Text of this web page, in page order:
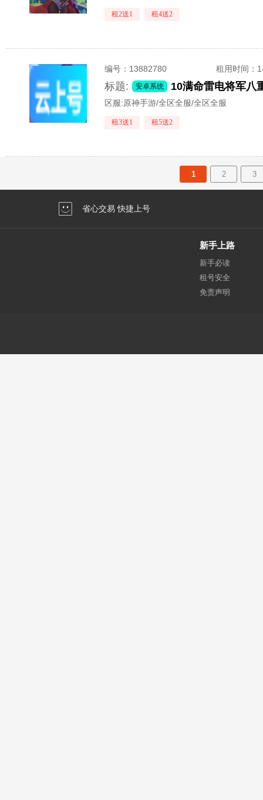
租2送1 租4送2
编号： 13882780 租用时间 ：
标题: 安卓系统
区服:原神手游/全区全服/全区全服
租3送1 租5送2
1 2 3
省心交易 快捷上号
新手上路
新手必读
租号安全
免责声明